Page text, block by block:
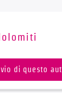
di questo